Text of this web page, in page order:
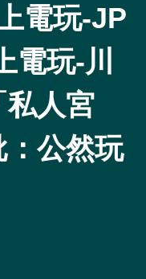
電玩-JP
電玩-川
私人宮
公然玩